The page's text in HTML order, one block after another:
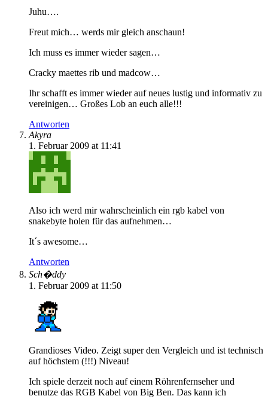
Juhu….
Freut mich… werds mir gleich anschaun!
Ich muss es immer wieder sagen…
Cracky maettes rib und madcow…
Ihr schafft es immer wieder auf neues lustig und informativ zu
vereinigen… Großes Lob an euch alle!!!
Antworten
Akyra
1. Februar 2009 at 11:41
Also ich werd mir wahrscheinlich ein rgb kabel von
snakebyte holen für das aufnehmen…
It´s awesome…
Antworten
Sch�ddy
1. Februar 2009 at 11:50
Grandioses Video. Zeigt super den Vergleich und ist technisch
auf höchstem (!!!) Niveau!
Ich spiele derzeit noch auf einem Röhrenfernseher und
benutze das RGB Kabel von Big Ben. Das kann ich